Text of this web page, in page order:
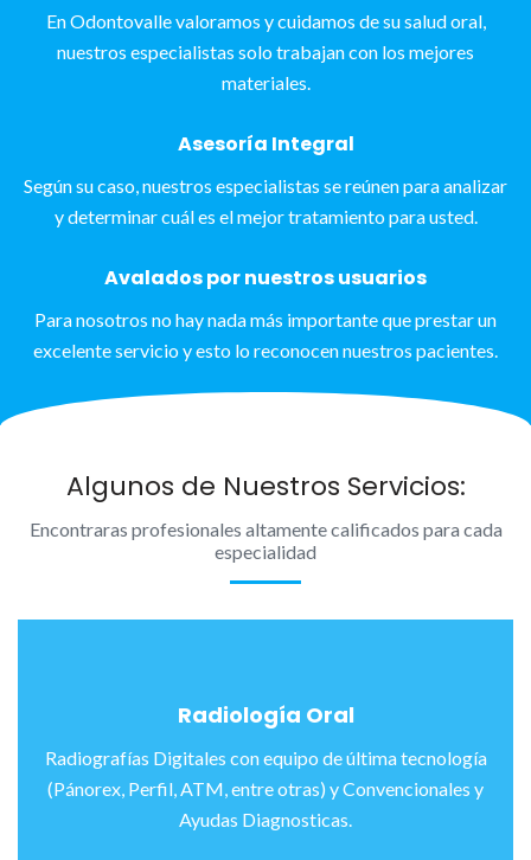
En Odontovalle valoramos y cuidamos de su salud oral,
nuestros especialistas solo trabajan con los mejores
materiales.
Asesoría Integral
Según su caso, nuestros especialistas se reúnen para analizar
y determinar cuál es el mejor tratamiento para usted.
Avalados por nuestros usuarios
Para nosotros no hay nada más importante que prestar un
excelente servicio y esto lo reconocen nuestros pacientes.
Algunos de Nuestros Servicios:
Encontraras profesionales altamente calificados para cada
especialidad
Radiología Oral
Radiografías Digitales con equipo de última tecnología
(Pánorex, Perfil, ATM, entre otras) y Convencionales y
Ayudas Diagnosticas.